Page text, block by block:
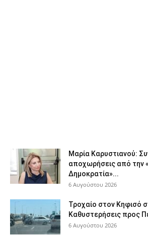
Μαρία Καρυστιανού:
αποχωρήσεις από την
Δημοκρατία»...
6 Αυγούστου 2026
Τροχαίο στον Κηφισό
Καθυστερήσεις προς
6 Αυγούστου 2026